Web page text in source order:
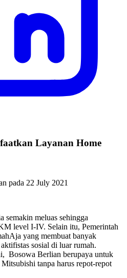
Layanan Home
pada 22 July 2021
semakin meluas sehingga
level I-IV. Selain itu, Pemerintah
yang membuat banyak
sosial di luar rumah.
Bosowa Berlian berupaya untuk
tanpa harus repot-repot